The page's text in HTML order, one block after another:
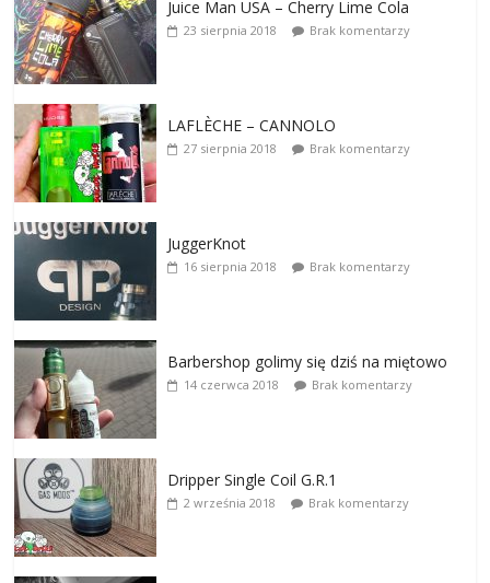
Juice Man USA – Cherry Lime Cola
23 sierpnia 2018 Brak komentarzy
LAFLÈCHE – CANNOLO
27 sierpnia 2018 Brak komentarzy
JuggerKnot
16 sierpnia 2018 Brak komentarzy
Barbershop golimy się dziś na miętowo
14 czerwca 2018 Brak komentarzy
Dripper Single Coil G.R.1
2 września 2018 Brak komentarzy